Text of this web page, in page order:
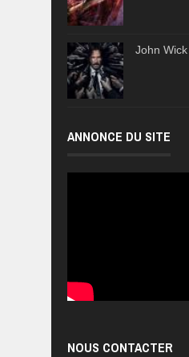
John
ANNONCE DU SITE
NOUS CONTACTER